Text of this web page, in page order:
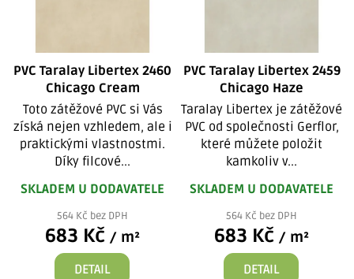
d
t
PVC Taralay Libertex 2460
Chicago Cream
Toto zátěžové PVC si Vás
získá nejen vzhledem, ale i
praktickými vlastnostmi.
Díky filcové...
SKLADEM U DODAVATELE
564 Kč bez DPH
683 Kč / m²
DETAIL
PVC Taralay Libertex 2459
Chicago Haze
Taralay Libertex je zátěžové
PVC od společnosti Gerflor,
které můžete položit
kamkoliv v...
SKLADEM U DODAVATELE
564 Kč bez DPH
683 Kč / m²
DETAIL